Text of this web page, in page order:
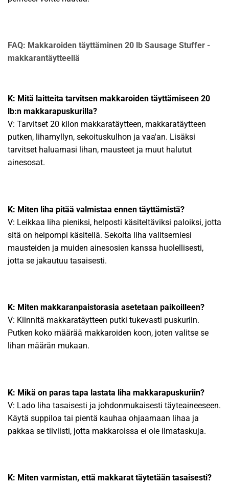
FAQ: Makkaroiden täyttäminen 20 lb Sausage Stuffer -
makkarantäytteellä
K: Mitä laitteita tarvitsen makkaroiden täyttämiseen 20
lb:n makkarapuskurilla?
V: Tarvitset 20 kilon makkaratäytteen, makkaratäytteen
putken, lihamyllyn, sekoituskulhon ja vaa'an. Lisäksi
tarvitset haluamasi lihan, mausteet ja muut halutut
ainesosat.
K: Miten liha pitää valmistaa ennen täyttämistä?
V: Leikkaa liha pieniksi, helposti käsiteltäviksi paloiksi, jotta
sitä on helpompi käsitellä. Sekoita liha valitsemiesi
mausteiden ja muiden ainesosien kanssa huolellisesti,
jotta se jakautuu tasaisesti.
K: Miten makkaranpaistorasia asetetaan paikoilleen?
V: Kiinnitä makkaratäytteen putki tukevasti puskuriin.
Putken koko määrää makkaroiden koon, joten valitse se
lihan määrän mukaan.
K: Mikä on paras tapa lastata liha makkarapuskuriin?
V: Lado liha tasaisesti ja johdonmukaisesti täyteaineeseen.
Käytä suppiloa tai pientä kauhaa ohjaamaan lihaa ja
pakkaa se tiiviisti, jotta makkaroissa ei ole ilmataskuja.
K: Miten varmistan, että makkarat täytetään tasaisesti?